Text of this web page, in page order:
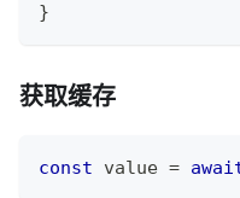
}
获取缓存
const value =